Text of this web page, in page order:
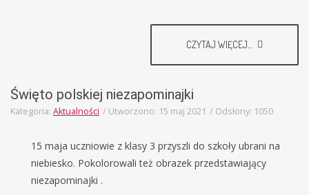
CZYTAJ WIĘCEJ...
Święto polskiej niezapominajki
Kategoria: Aktualności Utworzono: 15 maj 2021 Odsłony: 1050
15 maja uczniowie z klasy 3 przyszli do szkoły ubrani na
niebiesko. Pokolorowali też obrazek przedstawiający
niezapominajki .